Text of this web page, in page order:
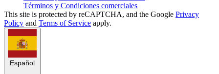
Términos y Condiciones comerciales
This site is protected by reCAPTCHA, and the Google Privacy
Policy and Terms of Service apply.
Español